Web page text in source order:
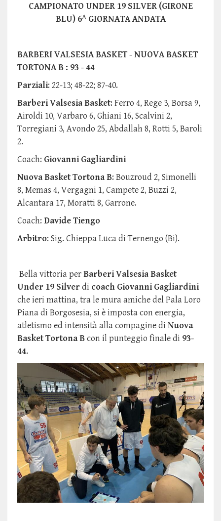
CAMPIONATO UNDER 19 SILVER (GIRONE
BLU) 6^ GIORNATA ANDATA
BARBERI VALSESIA BASKET - NUOVA BASKET
TORTONA B : 93 - 44
Parziali: 22-13; 48-22; 87-40.
Barberi Valsesia Basket: Ferro 4, Rege 3, Borsa 9,
Airoldi 10, Varbaro 6, Ghiani 16, Scalvini 2,
Torregiani 3, Avondo 25, Abdallah 8, Rotti 5, Baroli
2.
Coach: Giovanni Gagliardini
Nuova Basket Tortona B: Bouzroud 2, Simonelli
8, Memas 4, Vergagni 1, Campete 2, Buzzi 2,
Alcantara 17, Moratti 8, Garrone.
Coach: Davide Tiengo
Arbitro: Sig. Chieppa Luca di Ternengo (Bi).
Bella vittoria perBarberi Valsesia Basket
Under 19 Silverdi coach Giovanni Gagliardini
che ieri mattina, tra le mura amiche del Pala Loro
Piana di Borgosesia, si è imposta con energia,
atletismo ed intensità alla compagine di Nuova
Basket Tortona Bcon il punteggio finale di 93-
44.